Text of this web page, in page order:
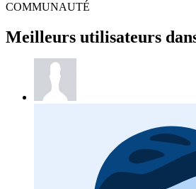
COMMUNAUTÉ
Meilleurs utilisateurs